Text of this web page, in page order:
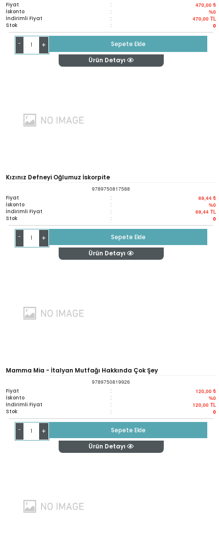
Fiyat : 470,00 ₺
İskonto : %0
İndirimli Fiyat : 470,00 TL
Stok : 0
- +
Sepete Ekle
Ürün Detayı
Kızınız Defneyi Oğlumuz İskorpite
9789750817588
Fiyat : 69,44 ₺
İskonto : %0
İndirimli Fiyat : 69,44 TL
Stok : 0
- +
Sepete Ekle
Ürün Detayı
Mamma Mia - İtalyan Mutfağı Hakkında Çok Şey
9789750819926
Fiyat : 120,00 ₺
İskonto : %0
İndirimli Fiyat : 120,00 TL
Stok : 0
- +
Sepete Ekle
Ürün Detayı